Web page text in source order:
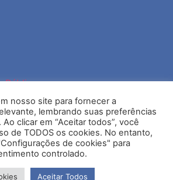
Público
nosso site para fornecer a
lembrando suas preferências
clicar em “Aceitar todos”, você
de TODOS os cookies. No entanto,
de cookies" para
controlado.
Aceitar Todos